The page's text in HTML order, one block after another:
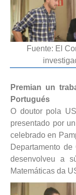
Fuente: El
Premian un
Portugués
O doutor pola
presentado por
celebrado en
Departamento
desenvolveu a
Matemáticas da